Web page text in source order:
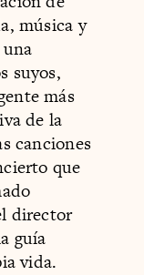
música y
suyos,
más
de la
canciones
que
director
guía
vida.